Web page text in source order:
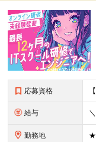
応募資格
給与
勤務地